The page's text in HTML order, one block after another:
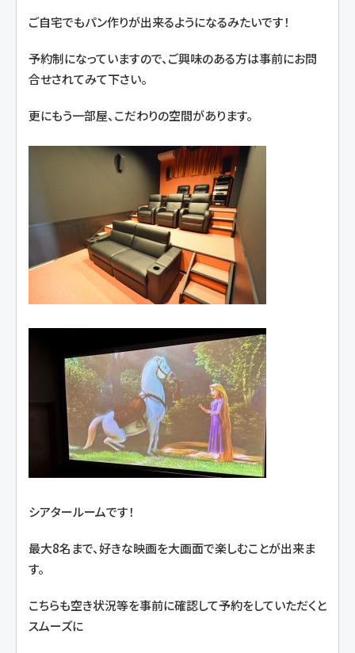
ご自宅でもパン作りが出来るようになるみたいです！
予約制になっていますので、ご興味のある方は事前にお問
合せされてみて下さい。
更にもう一部屋、こだわりの空間があります。
シアタールームです！
最大8名まで、好きな映画を大画面で楽しむことが出来ま
す。
こちらも空き状況等を事前に確認して予約をしていただくと
スムーズに